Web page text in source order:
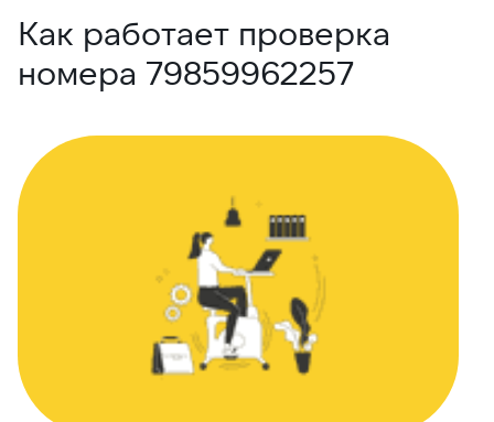
Как работает проверка
номера 79859962257